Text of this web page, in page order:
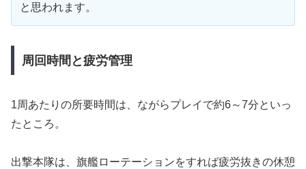
と思われます。
周回時間と疲労管理
1周あたりの所要時間は、ながらプレイで約6～7分といっ
たところ。
出撃本隊は、旗艦ローテーションをすれば疲労抜きの休憩